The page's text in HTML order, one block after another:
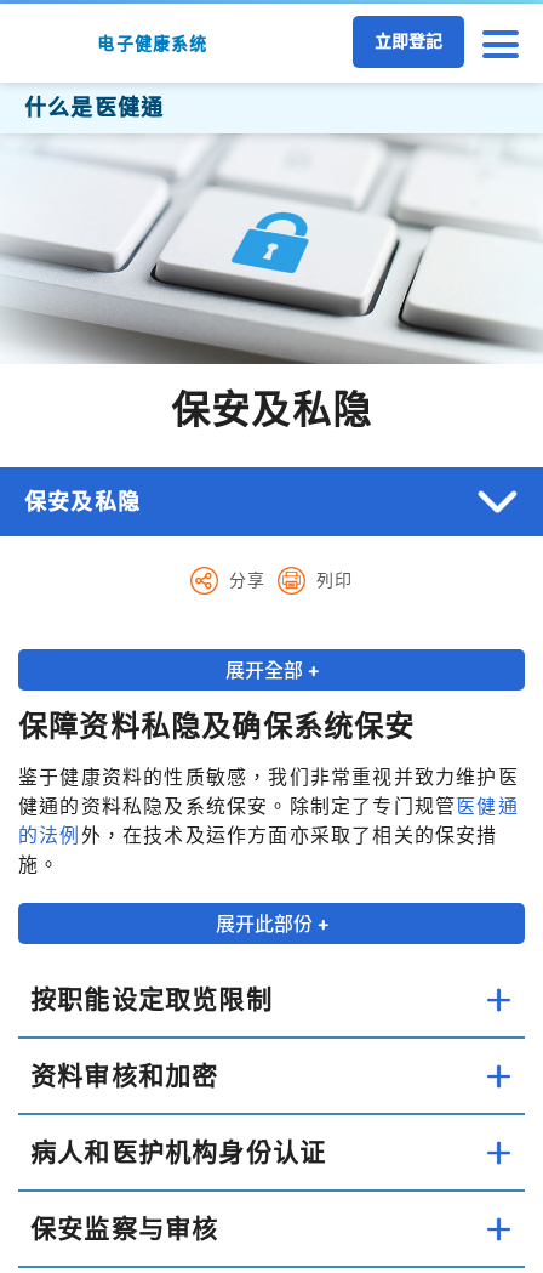
电子健康系统 立即登記
什么是医健通
保安及私隐
保安及私隐
分享 列印
展开全部 +
保障资料私隐及确保系统保安
鉴于健康资料的性质敏感，我们非常重视并致力维护医
健通的资料私隐及系统保安。除制定了专门规管医健通
的法例 外，在技术及运作方面亦采取了相关的保安措
施。
展开此部份 +
按职能设定取览限制
资料审核和加密
病人和医护机构身份认证
保安监察与审核